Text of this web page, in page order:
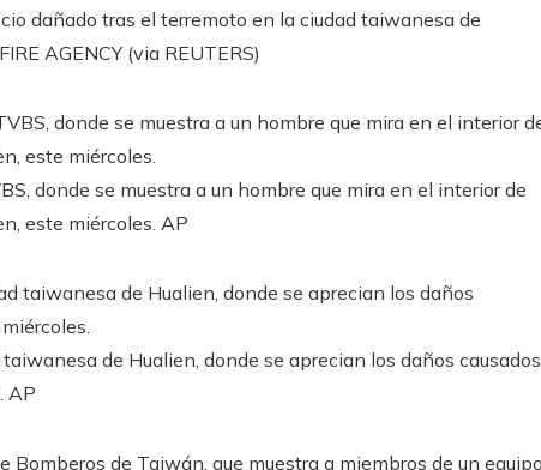
dañado tras el terremoto en la ciudad taiwanesa de
AGENCY (via REUTERS)
donde se muestra a un hombre que mira en el interior de
este miércoles. AP
de Hualien, donde se aprecian los daños causados
AP